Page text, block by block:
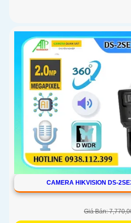
CAMERA HIKVISION DS-
Giá Bán: